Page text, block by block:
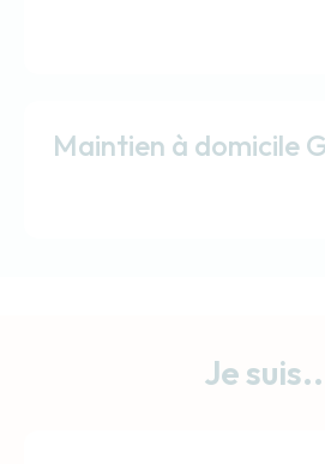
Maintien à domicile
Je